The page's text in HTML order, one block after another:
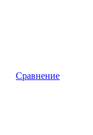
Сравнение